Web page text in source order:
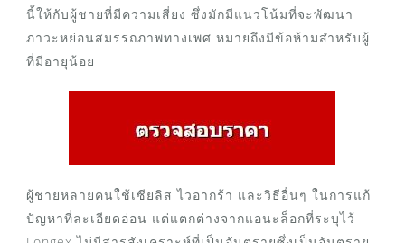
นี้ให้กับผู้ชายที่มีความเสี่ยง ซึ่งมักมีแนวโน้มที่จะพัฒนา
ภาวะหย่อนสมรรถภาพทางเพศ หมายถึงมีข้อห้ามสำหรับผู้
ที่มีอายุน้อย
ผู้ชายหลายคนใช้เซียลิส ไวอากร้า และวิธีอื่นๆ ในการแก้
ปัญหาที่ละเอียดอ่อน แต่แตกต่างจากแอนะล็อกที่ระบุไว้